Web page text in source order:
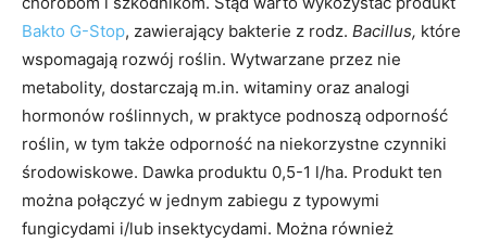
Bakto G-Stop, zawierający bakterie z rodz. Bacillus, które
wspomagają rozwój roślin. Wytwarzane przez nie
metabolity, dostarczają m.in. witaminy oraz analogi
hormonów roślinnych, w praktyce podnoszą odporność
roślin, w tym także odporność na niekorzystne czynniki
środowiskowe. Dawka produktu 0,5-1 l/ha. Produkt ten
można połączyć w jednym zabiegu z typowymi
fungicydami i/lub insektycydami. Można również